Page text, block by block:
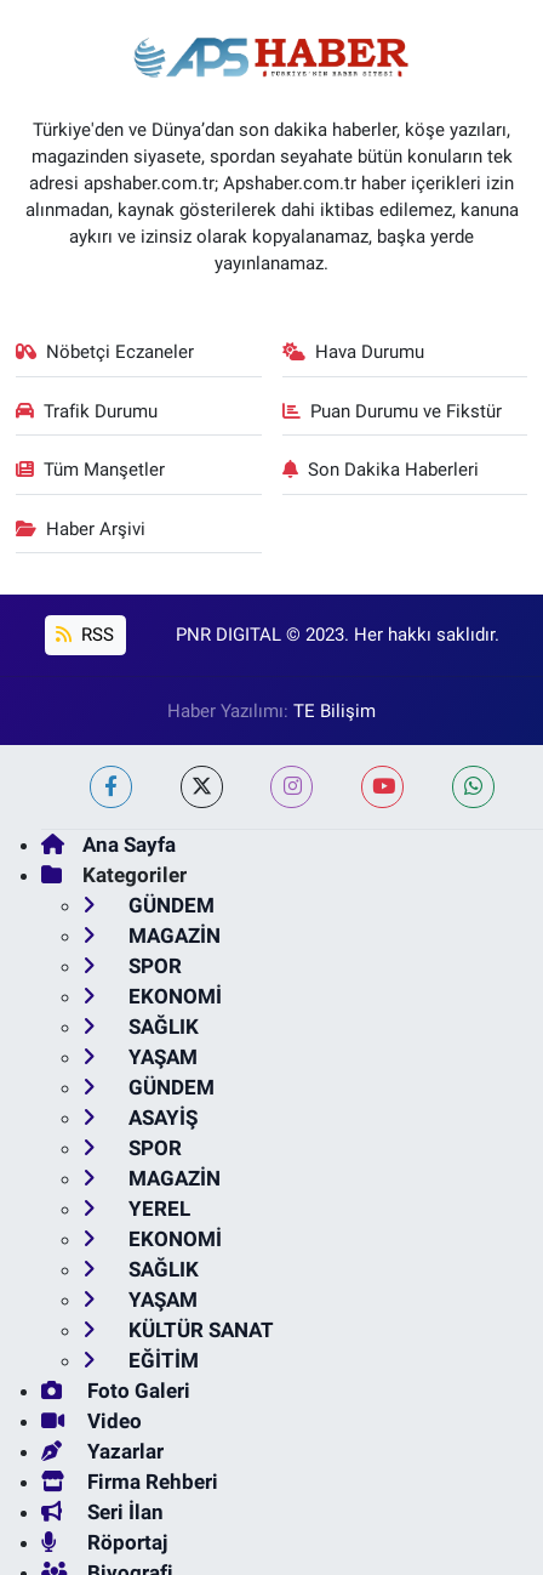
Türkiye'den ve Dünya’dan son dakika haberler, köşe yazıları,
magazinden siyasete, spordan seyahate bütün konuların tek
adresi apshaber.com.tr; Apshaber.com.tr haber içerikleri izin
alınmadan, kaynak gösterilerek dahi iktibas edilemez, kanuna
aykırı ve izinsiz olarak kopyalanamaz, başka yerde
yayınlanamaz.
Nöbetçi Eczaneler Hava Durumu
Trafik Durumu Puan Durumu ve Fikstür
Tüm Manşetler Son Dakika Haberleri
Haber Arşivi
RSS PNR DIGITAL © 2023. Her hakkı saklıdır.
Haber Yazılımı: TE Bilişim
Ana Sayfa
Kategoriler
GÜNDEM
MAGAZİN
SPOR
EKONOMİ
SAĞLIK
YAŞAM
GÜNDEM
ASAYİŞ
SPOR
MAGAZİN
YEREL
EKONOMİ
SAĞLIK
YAŞAM
KÜLTÜR SANAT
EĞİTİM
Foto Galeri
Video
Yazarlar
Firma Rehberi
Seri İlan
Röportaj